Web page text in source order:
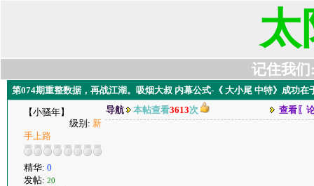
太
记住我们
第074期重整数据，再战江湖。吸烟大叔 内幕公式-《 大小尾 中特》成功在
【小骚年】
级别: 新
手上路
精华: 0
发帖: 20
导航 本帖查看3613次 查看〖